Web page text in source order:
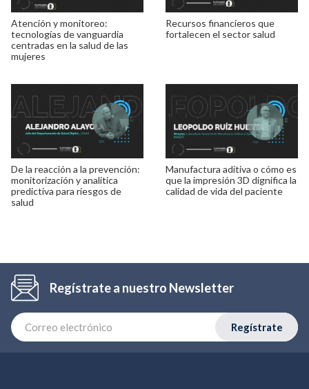
Atención y monitoreo:
tecnologías de vanguardia
centradas en la salud de las
mujeres
Recursos financieros que
fortalecen el sector salud
De la reacción a la prevención:
monitorización y analítica
predictiva para riesgos de
salud
Manufactura aditiva o cómo es
que la impresión 3D dignifica la
calidad de vida del paciente
Regístrate a nuestro Newsletter
Regístrate